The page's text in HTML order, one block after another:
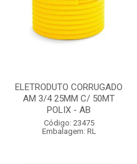
ELETRODUTO CORRUGADO
AM 3/4 25MM C/ 50MT
POLIX - AB
Código: 23475
Embalagem: RL